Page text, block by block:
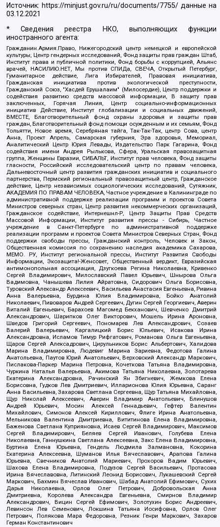
Источник: https://minjust.gov.ru/ru/documents/7755/ данные на
03.12.2021
* Сведения реестра НКО, выполняющих функции
иностранного агента:
Гражданин.Армия.Право, Нижегородский центр немецкой и европейской
культуры, Центр гендерных исследований, Фонд защиты прав граждан Штаб,
Институт права и публичной политики, Фонд борьбы с коррупцией, Альянс
врачей, НАСИЛИЮ.НЕТ, Мы против СПИДа, СВЕЧА, Открытый Петербург,
Гуманитарное действие, Лига Избирателей, Правовая инициатива,
Гражданская инициатива против экологической преступности,
Гражданский Союз, "Хасдей Ерушалаим" (Милосердие), Центр поддержки и
содействия развитию средств массовой информации, В защиту прав
заключенных, Горячая Линия, Центр социально-информационных
инициатив Действие, Институт глобализации и социальных движений,
ВМЕСТЕ, Благотворительный фонд охраны здоровья и защиты прав
граждан, Благотворительный фонд помощи осужденным и их семьям, Фонд
Тольятти, Новое время, Серебряная тайга, Так-Так-Так, центр Сова, центр
Анна, Проект Апрель, Самарская губерния, Эра здоровья, Мемориал,
Аналитический Центр Юрия Левады, Издательство Парк Гагарина, Фонд
содействия имени Андрея Рылькова, Сфера, Уральская правозащитная
группа, Женщины Евразии, СИБАЛЬТ, Институт прав человека, Фонд защиты
гласности, Российский исследовательский центр по правам человека,
Дальневосточный центр развития гражданских инициатив и социального
партнерства, Пермский региональный правозащитный центр, Гражданское
действие, Центр независимых социологических исследований, Сутяжник,
АКАДЕМИЯ ПО ПРАВАМ ЧЕЛОВЕКА, Частное учреждение в Калининграде по
административной поддержке реализации программ и проектов Совета
Министров северных стран, Центр развития некоммерческих организаций,
Гражданское содействие, Интернешнл-Р, Центр Защиты Прав Средств
Массовой Информации, Институт развития прессы - Сибирь, Частное
учреждение в Санкт-Петербурге по административной поддержке
реализации программ и проектов Совета Министров Северных Стран, Фонд
поддержки свободы прессы, Гражданский контроль, Человек и Закон,
Общественная комиссия по сохранению наследия академика Сахарова,
МЕМО. РУ, Институт региональной прессы, Институт Развития Свободы
Информации, Экозащита!-Женсовет, Общественный вердикт, Евразийская
антимонопольная ассоциация, Дзугкоева Регина Николаевна, Кривенко
Сергей Владимирович, Милославский Павел Юрьевич, Шнырова Ольга
Вадимовна, Чанышева Лилия Айратовна, Сидорович Ольга Борисовна,
Туровский Александр Алексеевич, Васильева Анастасия Евгеньевна, Ривина
Анна Валерьевна, Бурдина Юлия Владимировна, Бойко Анатолий
Николаевич, Пивоваров Андрей Сергеевич, Дугин Сергей Георгиевич, Аверин
Виталий Евгеньевич, Барахоев Магомед Бекханович, Шевченко Дмитрий
Александрович, Шарипков Олег Викторович, Мошель Ирина Ароновна,
Шведов Григорий Сергеевич, Пономарев Лев Александрович, Созаев
Валерий Валерьевич, Каргалицкий Борис Юльевич, Исакова Ирина
Александровна, Исламов Тимур Рифгатович, Романова Ольга Евгеньевна,
Щаров Сергей Алексадрович, Цирульников Борис Альбертович, Халидова
Марина Владимировна, Людевиг Марина Зариевна, Федотова Галина
Анатольевна, Паутов Юрий Анатольевич, Верховский Александр Маркович,
Пислакова-Паркер Марина Петровна, Кочеткова Татьяна Владимировна,
Чуркина Наталья Валерьевна, Акимова Татьяна Николаевна, Золотарева
Екатерина Александровна, Рачинский Ян Збигневич, Жемкова Елена
Борисовна, Гудков Лев Дмитриевич, Илларионова Юлия Юрьевна, Саранг
Анна Васильевна, Захарова Светлана Сергеевна, Щур Татьяна Михайловна,
Щур Николай Алексеевич, Аверин Владимир Анатольевич, Блинушов
Андрей Юрьевич, Мосин Алексей Геннадьевич, Гефтер Валентин
Михайлович, Симонов Алексей Кириллович, Флиге Ирина Анатольевна,
Мельникова Валентина Дмитриевна, Вититинова Елена Владимировна,
Баженова Светлана Куприяновна, Исаев Сергей Владимирович, Максимов
Сергей Владимирович, Беляев Сергей Иванович, Голубева Елена
Николаевна, Ганнушкина Светлана Алексеевна, Закс Елена Владимировна,
Буртина Елена Юрьевна, Гендель Людмила Залмановна, Кокорина
Екатерина Алексеевна, Шуманов Илья Вячеславович, Арапова Галина
Юрьевна, Свечников Анатолий Мариевич, Прохоров Вадим Юрьевич,
Шахова Елена Владимировна, Подузов Сергей Васильевич, Протасова
Ирина Вячеславовна, Литинский Леонид Борисович, Лукашевский Сергей
Маркович, Бахмин Вячеслав Иванович, Шабад Анатолий Ефимович, Сухих
Дарья Николаевна, Орлов Олег Петрович, Добровольская Анна
Дмитриевна, Королева Александра Евгеньевна, Смирнов Владимир
Александрович, Вицин Сергей Ефимович, Золотухин Борис Андреевич,
Левинсон Лев Семенович, Локшина Татьяна Иосифовна, Орлов Олег
Петрович, Полякова Мара Федоровна, Резник Генри Маркович, Захаров
Герман Константинович